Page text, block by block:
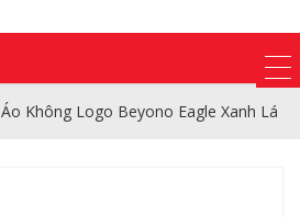
Áo Không Logo Beyono Eagle Xanh Lá